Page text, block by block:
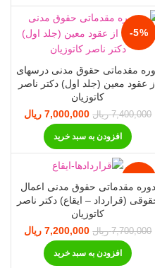
فعلی:
-5%
مقدماتی حقوق مدنی درسهای
عقود معین (جلد اول) دکتر ناصر
کاتوزیان
7,400,000 ریال
قیمت اصلی:
بود.
7,000,000 ریال
افزودن به سبد خرید
دوره مقدماتی حقوق مدنی اعمال
(قرارداد – ایقاع) دکتر ناصر
کاتوزیان
7,700,000 ریال
قیمت اصلی:
بود.
7,200,000 ریال
افزودن به سبد خرید